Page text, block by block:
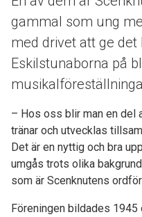
gammal som ung
med drivet att ge
Eskilstunaborna på
– Hos oss blir man en del
tränar och utvecklas
Det är en nyttig och bra
umgås trots olika
som är Scenknutens
Föreningen bildades